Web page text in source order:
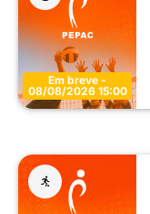
Em breve -
08/08/2026 15:00